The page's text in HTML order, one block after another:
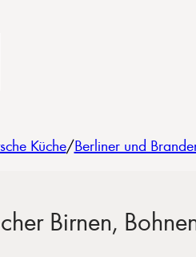
Küche/Berliner und
Birnen,